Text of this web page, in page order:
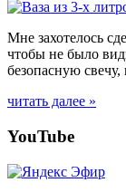
Мне захотелось
чтобы не было
безопасную
читать далее »
Posts
YouTube